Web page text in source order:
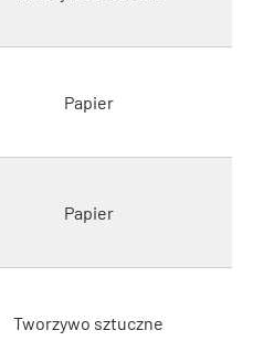
Papier
Papier
Tworzywo sztuczne